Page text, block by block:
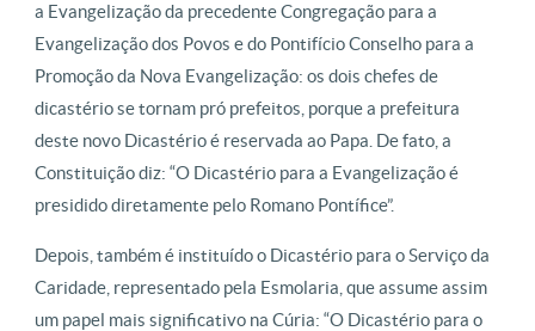
a Evangelização da precedente Congregação para a
Evangelização dos Povos e do Pontifício Conselho para a
Promoção da Nova Evangelização: os dois chefes de
dicastério se tornam pró prefeitos, porque a prefeitura
deste novo Dicastério é reservada ao Papa. De fato, a
Constituição diz: “O Dicastério para a Evangelização é
presidido diretamente pelo Romano Pontífice”.
Depois, também é instituído o Dicastério para o Serviço da
Caridade, representado pela Esmolaria, que assume assim
um papel mais significativo na Cúria: “O Dicastério para o